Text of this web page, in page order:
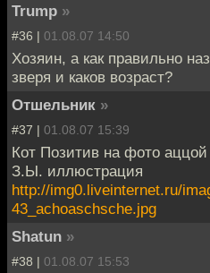
Trump »
#36 | 01.08.07 14:50
Хозяин, а как правильно
зверя и каков возраст?
Отшельник »
#37 | 01.08.07 15:39
Кот Позитив на фото
З.Ы. иллюстрация
http://img0.liveinternet.ru/
43_achoaschsche.jpg
Shatun »
#38 | 01.08.07 15:53